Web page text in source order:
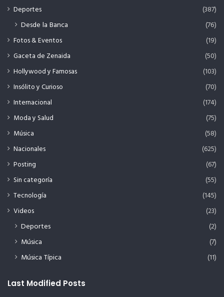
Deportes
(387)
Desde la Banca (76)
Fotos & Eventos
(19)
Gaceta de Zenaida
(50)
Hollywood y Famosas
(103)
Insólito y Curioso
(70)
Internacional
(174)
Moda y Salud
(75)
Música
(58)
Nacionales
(625)
Posting
(67)
Sin categoría
(55)
Tecnología
(145)
Videos
(23)
Deportes
(2)
Música
(7)
Música Típica
(11)
Last Modified Posts